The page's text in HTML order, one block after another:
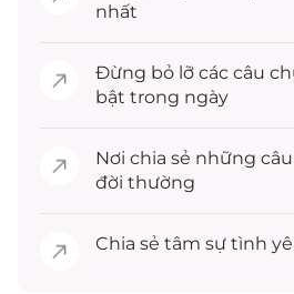
nhất
Đừng bỏ lỡ các câu
bật trong ngày
Nơi chia sẻ những
đời thường
Chia sẻ tâm sự tình